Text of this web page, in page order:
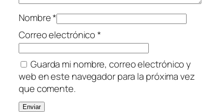
n
a
l
c
a
n
t
i
d
Nombre*
Correo electrónico*
Guarda mi nombre, correo electrónico y
web en este navegador para la próxima vez
que comente.